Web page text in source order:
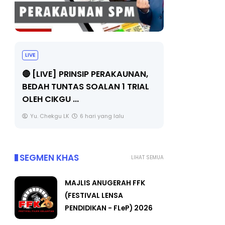
LIVE
🔴 [LIVE] PRINSIP PERAKAUNAN,
BEDAH TUNTAS SOALAN 1 TRIAL
OLEH CIKGU ...
Yu. Chekgu LK 6 hari yang lalu
LIHAT SEMUA
SEGMEN KHAS
MAJLIS ANUGERAH FFK
(FESTIVAL LENSA
PENDIDIKAN - FLeP) 2026